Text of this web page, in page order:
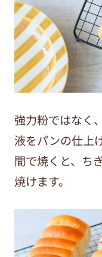
強力粉ではなく
液をパンの仕上
間で焼くと、ち
焼けます。